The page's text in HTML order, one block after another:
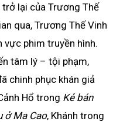
lại của Trương Thế
qua, Trương Thế Vinh
vực phim truyền hình.
tâm lý – tội phạm,
chinh phục khán giả
Hổ trong Kẻ bán
ở Ma Cao, Khánh trong